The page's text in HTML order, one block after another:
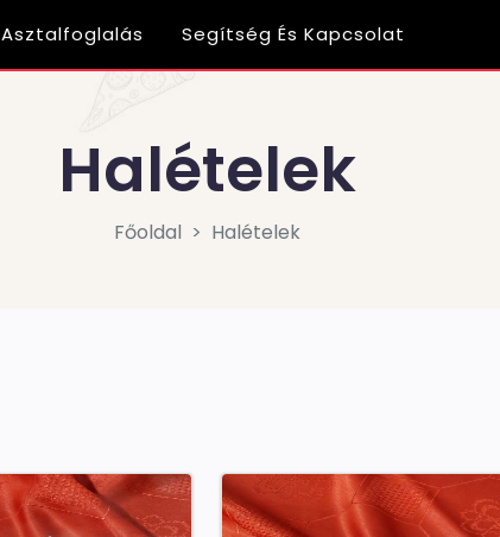
Asztalfoglalás Segítség És Kapcsolat
Halételek
Főoldal Halételek